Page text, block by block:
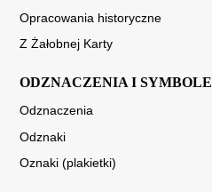
Opracowania historyczne
Z Żałobnej Karty
ODZNACZENIA I SYMBOLE
Odznaczenia
Odznaki
Oznaki (plakietki)